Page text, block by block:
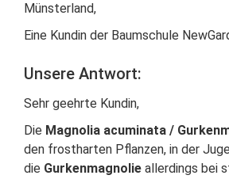
Münsterland,
Eine Kundin der Baumschule
Unsere Antwort:
Sehr geehrte Kundin,
Die Magnolia acuminata /
den frostharten Pflanzen, in der
die Gurkenmagnolie allerdings bei